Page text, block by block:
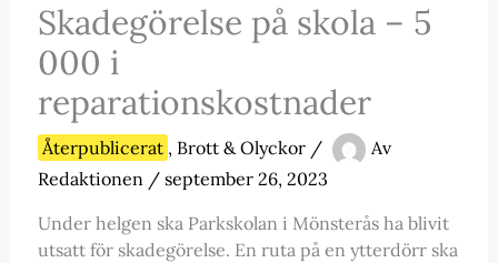
Skadegörelse på skola – 5
000 i
reparationskostnader
Återpublicerat , Brott & Olyckor/
Av
Redaktionen / september 26, 2023
Under helgen ska Parkskolan i Mönsterås ha blivit
utsatt för skadegörelse. En ruta på en ytterdörr ska